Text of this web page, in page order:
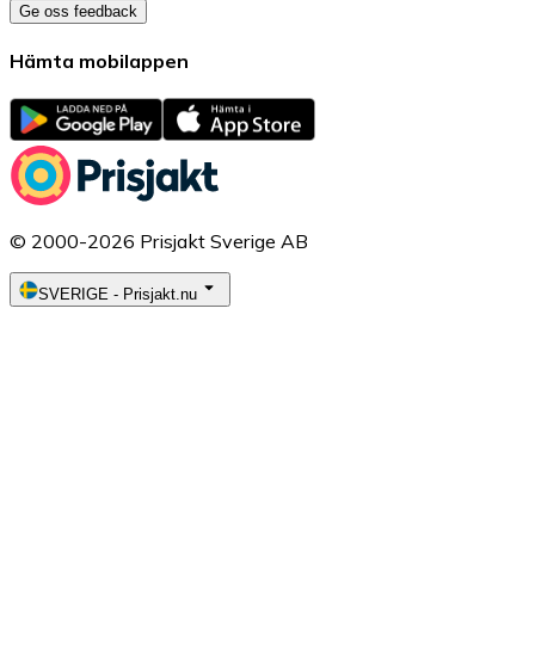
Ge oss feedback
Hämta mobilappen
© 2000-2026 Prisjakt Sverige AB
SVERIGE - Prisjakt.nu